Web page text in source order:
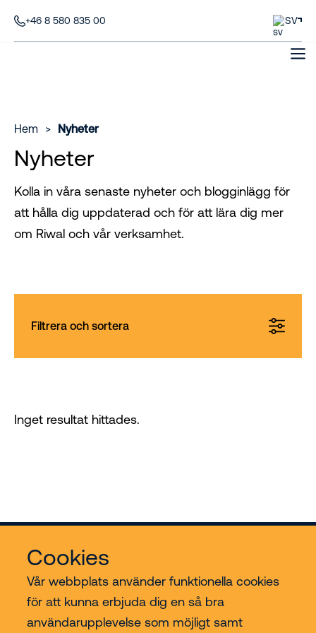
Cookies
Vår webbplats använder funktionella cookies
för att kunna erbjuda dig en så bra
användarupplevelse som möjligt samt
+46 8 580 835 00 SV
Hem > Nyheter
Nyheter
Kolla in våra senaste nyheter och blogginlägg för
att hålla dig uppdaterad och för att lära dig mer
om Riwal och vår verksamhet.
Filtrera och sortera
Inget resultat hittades.